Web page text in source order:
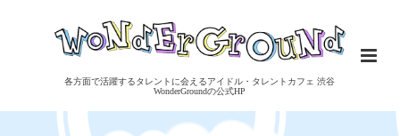
各方面で活躍するタレントに会えるアイドル・タレントカフェ 渋谷
WonderGroundの公式HP